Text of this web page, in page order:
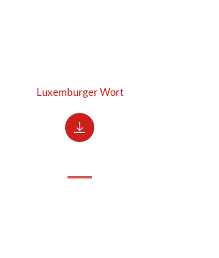
Luxemburger Wort